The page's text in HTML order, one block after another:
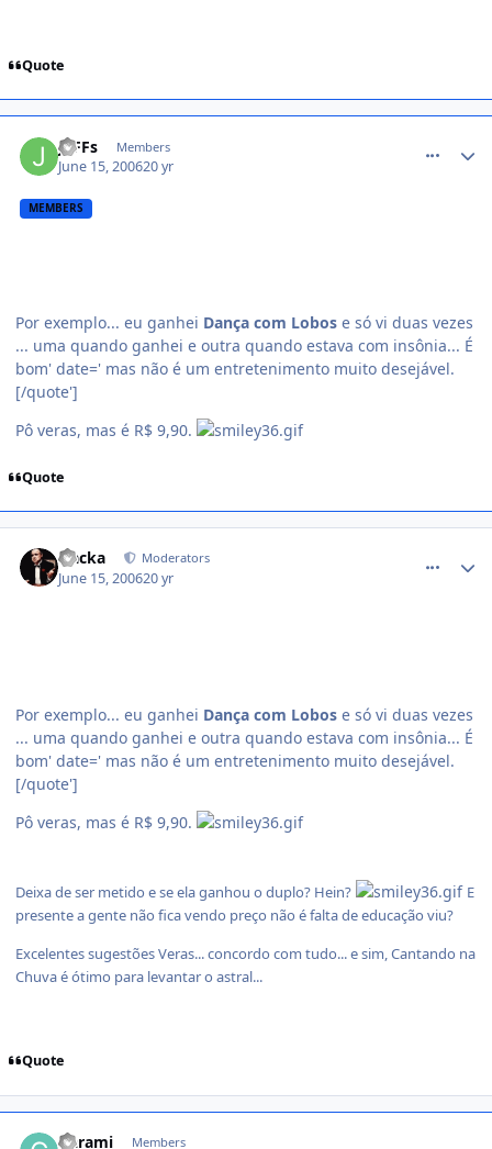
Quote
JeFFs Members
June 15, 200620 yr
MEMBERS
Por exemplo... eu ganhei Dança com Lobos e só vi duas vezes
... uma quando ganhei e outra quando estava com insônia... É
bom' date=' mas não é um entretenimento muito desejável.
[/quote']
Pô veras, mas é R$ 9,90.
Quote
Nacka Moderators
June 15, 200620 yr
Por exemplo... eu ganhei Dança com Lobos e só vi duas vezes
... uma quando ganhei e outra quando estava com insônia... É
bom' date=' mas não é um entretenimento muito desejável.
[/quote']
Pô veras, mas é R$ 9,90.
Deixa de ser metido e se ela ganhou o duplo? Hein?
E
presente a gente não fica vendo preço não é falta de educação viu?
Excelentes sugestões Veras... concordo com tudo... e sim, Cantando na
Chuva é ótimo para levantar o astral...
Quote
Garami Members